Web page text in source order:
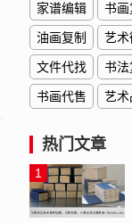
家谱编辑 书画
油画复制 艺术
文件代找 书法
书画代售 艺术
热门文章
1